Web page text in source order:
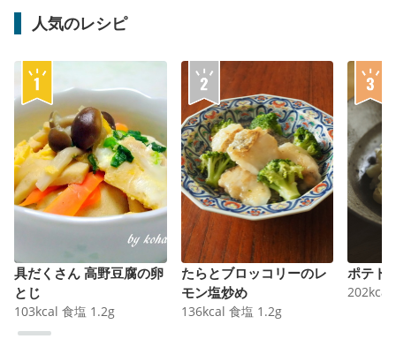
人気のレシピ
具だくさん 高野豆腐の卵
とじ
103kcal 食塩 1.2g
たらとブロッコリーのレ
モン塩炒め
136kcal 食塩 1.2g
ポテト
202kcal